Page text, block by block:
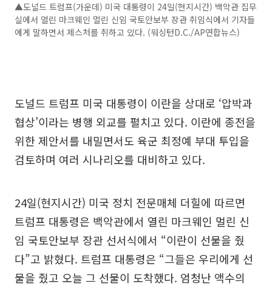
▲도널드 트럼프(가운데) 미국 대통령이 24일(현지시간) 백악관 집무
실에서 열린 마크웨인 멀린 신임 국토안보부 장관 취임식에서 기자들
에게 말하면서 제스처를 취하고 있다. (워싱턴D.C./AP연합뉴스)
도널드 트럼프 미국 대통령이 이란을 상대로 ‘압박과
협상’이라는 병행 외교를 펼치고 있다. 이란에 종전을
위한 제안서를 내밀면서도 육군 최정예 부대 투입을
검토하며 여러 시나리오를 대비하고 있다.
24일(현지시간) 미국 정치 전문매체 더힐에 따르면
트럼프 대통령은 백악관에서 열린 마크웨인 멀린 신
임 국토안보부 장관 선서식에서 “이란이 선물을 줬
다”고 밝혔다. 트럼프 대통령은 “그들은 우리에게 선
물을 줬고 오늘 그 선물이 도착했다. 엄청난 액수의